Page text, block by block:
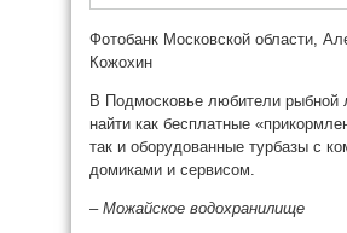
Фотобанк Московской области,
Кожохин
В Подмосковье любители рыбной
найти как бесплатные
так и оборудованные турбазы с
домиками и сервисом.
– Можайское водохранилище